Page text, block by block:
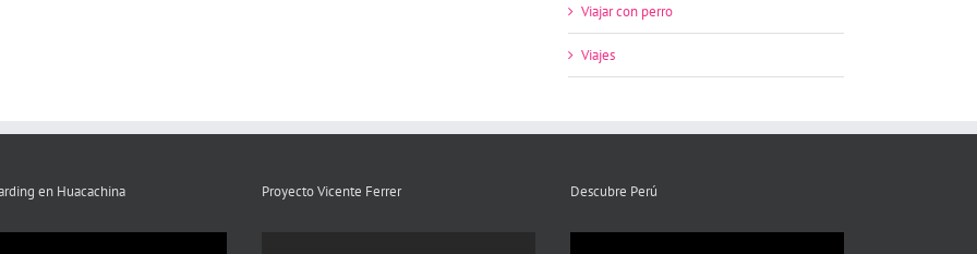
Viajar con perro
Viajes
en Huacachina Proyecto Vicente Ferrer Descubre Perú